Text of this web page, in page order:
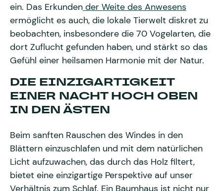
ein. Das Erkunden der Weite des Anwesens
ermöglicht es auch, die lokale Tierwelt diskret zu
beobachten, insbesondere die 70 Vogelarten, die
dort Zuflucht gefunden haben, und stärkt so das
Gefühl einer heilsamen Harmonie mit der Natur.
DIE EINZIGARTIGKEIT
EINER NACHT HOCH OBEN
IN DEN ÄSTEN
Beim sanften Rauschen des Windes in den
Blättern einzuschlafen und mit dem natürlichen
Licht aufzuwachen, das durch das Holz filtert,
bietet eine einzigartige Perspektive auf unser
Verhältnis zum Schlaf. Ein Baumhaus ist nicht nur